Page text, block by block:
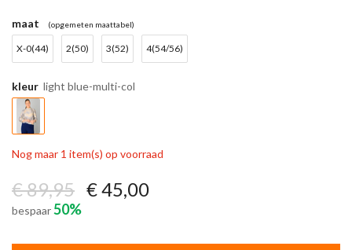
maat (opgemeten maattabel)
X-0(44) 2(50) 3(52) 4(54/56)
kleur light blue-multi-col
Nog maar 1 item(s) op voorraad
€ 89,95 € 45,00
bespaar50%